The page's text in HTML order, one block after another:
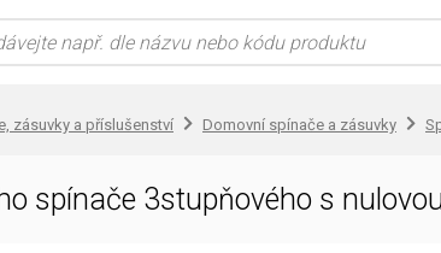
zásuvky a příslušenství Domovní spínače a zásuvky
spínače 3stupňového s